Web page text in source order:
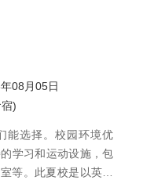
08月05日
)
能选择。校园环境优
学习和运动设施，包
等。此夏校是以英语